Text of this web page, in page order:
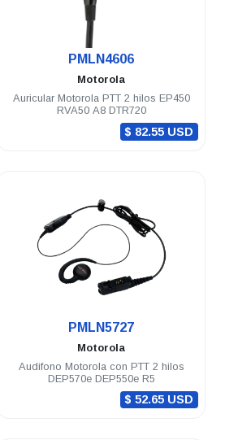
PMLN4606
Motorola
Auricular Motorola PTT 2 hilos EP450
RVA50 A8 DTR720
$ 82.55 USD
PMLN5727
Motorola
Audifono Motorola con PTT 2 hilos
DEP570e DEP550e R5
$ 52.65 USD